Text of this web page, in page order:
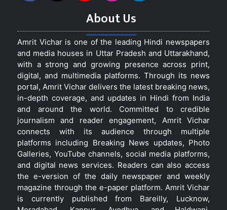
About Us
Amrit Vichar is one of the leading Hindi newspapers
and media houses in Uttar Pradesh and Uttarakhand,
with a strong and growing presence across print,
digital, and multimedia platforms. Through its news
portal, Amrit Vichar delivers the latest breaking news,
in-depth coverage, and updates in Hindi from India
and around the world. Committed to credible
journalism and reader engagement, Amrit Vichar
connects with its audience through multiple
platforms including Breaking News updates, Photo
Galleries, YouTube channels, social media platforms,
and digital news services. Readers can also access
the e-version of the daily newspaper and weekly
magazine through the e-paper platform. Amrit Vichar
is currently published from Bareilly, Lucknow,